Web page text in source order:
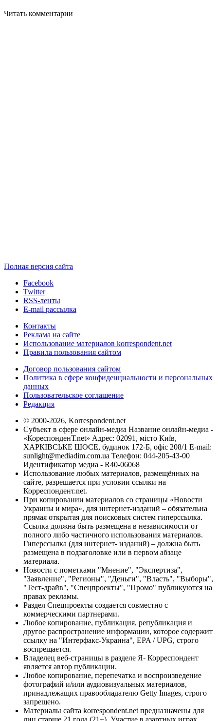
Читать комментарии
Полная версия сайта
Facebook
Twitter
RSS-ленты
E-mail рассылка
Контакты
Реклама на сайте
Использование материалов korrespondent.net
Правила пользования сайтом
Договор пользования сайтом
Политика в сфере конфиденциальности и персональных
данных
Пользовательское соглашение
Редакция
© 2000-2026, Korrespondent.net
Субъект в сфере онлайн-медиа Название онлайн-медиа -
«КореспонденТ.net» Адрес: 02091, місто Київ,
ХАРКІВСЬКЕ ШОСЕ, будинок 172-Б, офіс 208/1 E-mail:
sunlight@mediadim.com.ua Телефон: 044-205-43-00
Идентификатор медиа - R40-06068
Использование любых материалов, размещённых на
сайте, разрешается при условии ссылки на
Корреспондент.net.
При копировании материалов со страницы «Новости
Украины и мира», для интернет-изданий – обязательна
прямая открытая для поисковых систем гиперссылка.
Ссылка должна быть размещена в независимости от
полного либо частичного использования материалов.
Гиперссылка (для интернет- изданий) – должна быть
размещена в подзаголовке или в первом абзаце
материала.
Новости с пометками "Мнение", "Экспертиза",
"Заявление", "Регионы", "Деньги", "Власть", "Выборы",
"Тест-драйв", "Спецпроекты", "Промо" публикуются на
правах рекламы.
Раздел Спецпроекты создается совместно с
коммерческими партнерами.
Любое копирование, публикация, републикация и
другое распространение информации, которое содержит
ссылку на "Интерфакс-Украина", EPA / UPG, строго
воспрещается.
Владелец веб-страницы в разделе Я- Корреспондент
является автор публикации.
Любое копирование, перепечатка и воспроизведение
фотографий и/или аудиовизуальных материалов,
принадлежащих правообладателю Getty Images, строго
запрещено.
Материалы сайта korrespondent.net предназначены для
лиц старше 21 года (21+). Участие в азартных играх